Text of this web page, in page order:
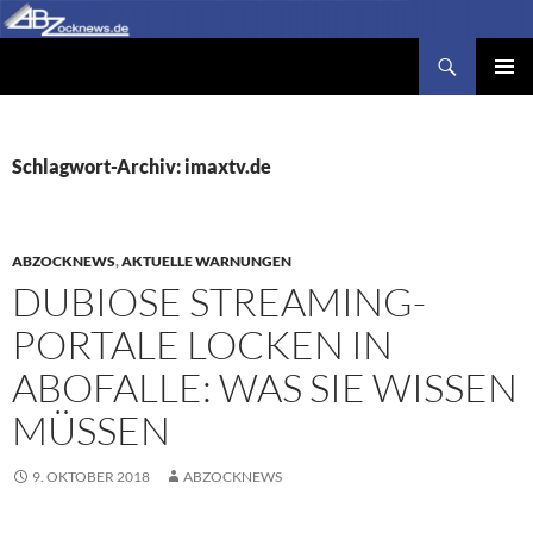
Zum
Inhalt
Schlagwort-Archiv: imaxtv.de
ABZOCKNEWS,AKTUELLE WARNUNGEN
DUBIOSE STREAMING-
PORTALE LOCKEN IN
ABOFALLE: WAS SIE WISSEN
MÜSSEN
9. OKTOBER 2018 ABZOCKNEWS